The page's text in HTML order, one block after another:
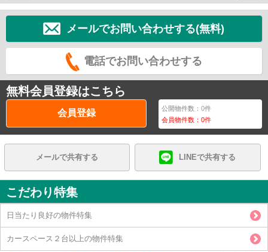
メールでお問い合わせする(無料)
電話でお問い合わせする
無料会員登録はこちら
会員登録 公開物件数：0件
会員物件数：0件
メールで共有する LINEで共有する
こだわり特集
日当たり良好の物件特集
カースペース２台以上の物件特集